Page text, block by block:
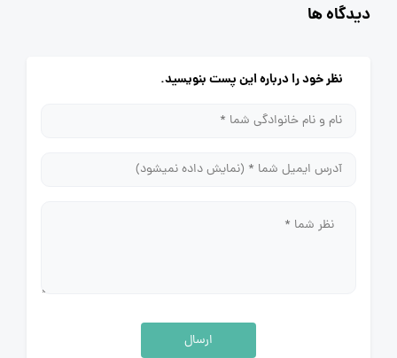
دیدگاه ها
نظر خود را درباره این پست بنویسید.
ارسال